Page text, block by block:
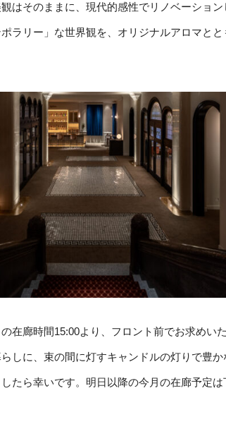
はそのままに、現代的感性でリノベーション
ポラリー」な世界観を、オリジナルアロマとと
在廊時間15:00より、フロント前でお求めい
しに、束の間に灯すキャンドルの灯りで豊か
たら幸いです。明日以降の今月の在廊予定は